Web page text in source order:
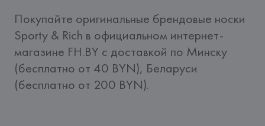
Покупайте оригинальные брендовые носки
Sporty & Rich в официальном интернет-
магазине FH.BY c доставкой по Минску
(бесплатно от 40 BYN), Беларуси
(бесплатно от 200 BYN).